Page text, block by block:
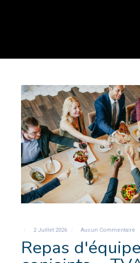
2 Juillet 2026 Aucun Commentaire
Repas